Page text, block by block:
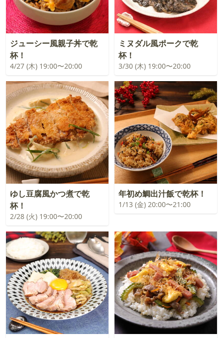
ジューシー風親子丼で乾
杯！
4/27 (木) 19:00〜20:00
ミヌダル風ポークで乾
杯！
3/30 (木) 19:00〜20:00
ゆし豆腐風かつ煮で乾
杯！
2/28 (火) 19:00〜20:00
年初め鯛出汁飯で乾杯！
1/13 (金) 20:00〜21:00